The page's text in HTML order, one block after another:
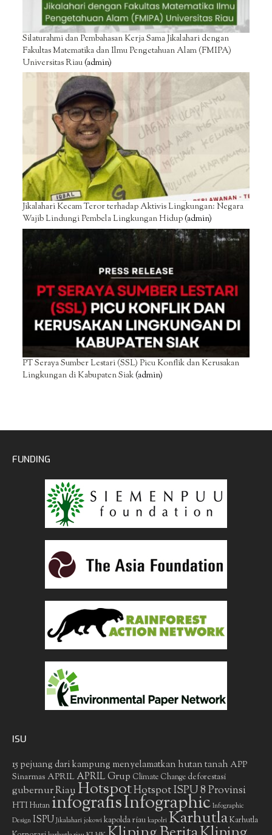
Silaturahmi dan Pembahasan Kerja Sama Jikalahari dengan
Fakultas Matematika dan Ilmu Pengetahuan Alam (FMIPA)
Universitas Riau(admin)
Jikalahari Kecam Teror terhadap Aktivis Lingkungan: Negara
Wajib Lindungi Pembela Lingkungan Hidup(admin)
PT Seraya Sumber Lestari (SSL) Picu Konflik dan Kerusakan
Lingkungan di Kabupaten Siak(admin)
FUNDING
ISU
15 pejuang dari kampung menyelamatkan hutan tanah APP
Sinarmas APRIL APRIL Grup Climate Change deforestasi
gubernur RiauHotspotHotspot ISPU 8 Provinsi
HTIHutan infografisInfographic Infographic
Design ISPU Jikalahari jokowi kapolda riau kapolri KarhutlaKarhutla